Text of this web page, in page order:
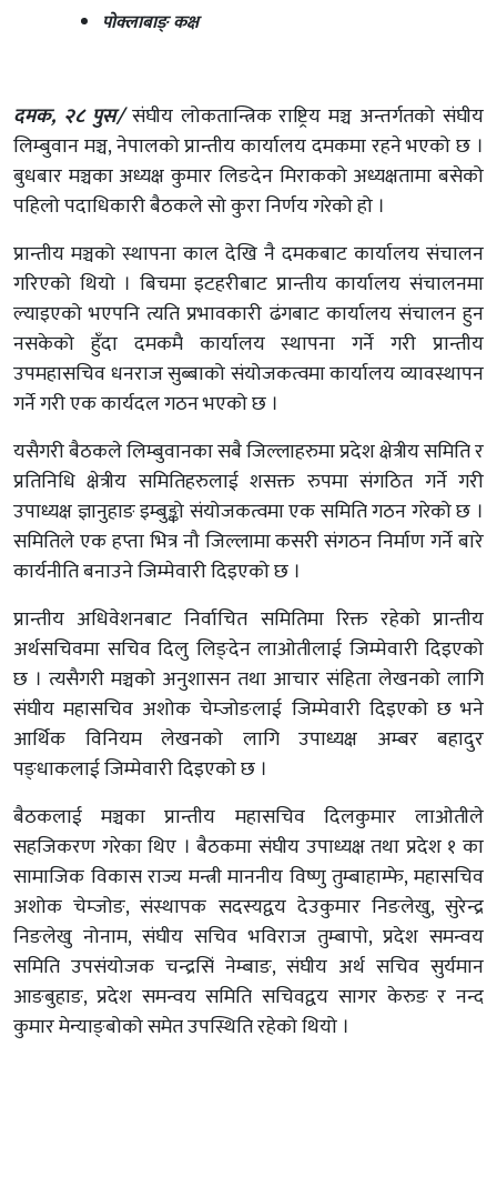
पोक्लाबाङ् कक्ष
दमक, २८ पुस/संघीय लोकतान्त्रिक राष्ट्रिय मञ्च अन्तर्गतको संघीय
लिम्बुवान मञ्च, नेपालको प्रान्तीय कार्यालय दमकमा रहने भएको छ ।
बुधबार मञ्चका अध्यक्ष कुमार लिङदेन मिराकको अध्यक्षतामा बसेको
पहिलो पदाधिकारी बैठकले सो कुरा निर्णय गरेको हो ।
प्रान्तीय मञ्चको स्थापना काल देखि नै दमकबाट कार्यालय संचालन
गरिएको थियो । बिचमा इटहरीबाट प्रान्तीय कार्यालय संचालनमा
ल्याइएको भएपनि त्यति प्रभावकारी ढंगबाट कार्यालय संचालन हुन
नसकेको हुँदा दमकमै कार्यालय स्थापना गर्ने गरी प्रान्तीय
उपमहासचिव धनराज सुब्बाको संयोजकत्वमा कार्यालय व्यावस्थापन
गर्ने गरी एक कार्यदल गठन भएको छ ।
यसैगरी बैठकले लिम्बुवानका सबै जिल्लाहरुमा प्रदेश क्षेत्रीय समिति र
प्रतिनिधि क्षेत्रीय समितिहरुलाई शसक्त रुपमा संगठित गर्ने गरी
उपाध्यक्ष ज्ञानुहाङ इम्बुङ्को संयोजकत्वमा एक समिति गठन गरेको छ ।
समितिले एक हप्ता भित्र नौ जिल्लामा कसरी संगठन निर्माण गर्ने बारे
कार्यनीति बनाउने जिम्मेवारी दिइएको छ ।
प्रान्तीय अधिवेशनबाट निर्वाचित समितिमा रिक्त रहेको प्रान्तीय
अर्थसचिवमा सचिव दिलु लिङ्देन लाओतीलाई जिम्मेवारी दिइएको
छ । त्यसैगरी मञ्चको अनुशासन तथा आचार संहिता लेखनको लागि
संघीय महासचिव अशोक चेम्जोङलाई जिम्मेवारी दिइएको छ भने
आर्थिक विनियम लेखनको लागि उपाध्यक्ष अम्बर बहादुर
पङ्धाकलाई जिम्मेवारी दिइएको छ ।
बैठकलाई मञ्चका प्रान्तीय महासचिव दिलकुमार लाओतीले
सहजिकरण गरेका थिए । बैठकमा संघीय उपाध्यक्ष तथा प्रदेश १ का
सामाजिक विकास राज्य मन्त्री माननीय विष्णु तुम्बाहाम्फे, महासचिव
अशोक चेम्जोङ, संस्थापक सदस्यद्वय देउकुमार निङलेखु, सुरेन्द्र
निङलेखु नोनाम, संघीय सचिव भविराज तुम्बापो, प्रदेश समन्वय
समिति उपसंयोजक चन्द्रसिं नेम्बाङ, संघीय अर्थ सचिव सुर्यमान
आङबुहाङ, प्रदेश समन्वय समिति सचिवद्वय सागर केरुङ र नन्द
कुमार मेन्याङ्बोको समेत उपस्थिति रहेको थियो ।